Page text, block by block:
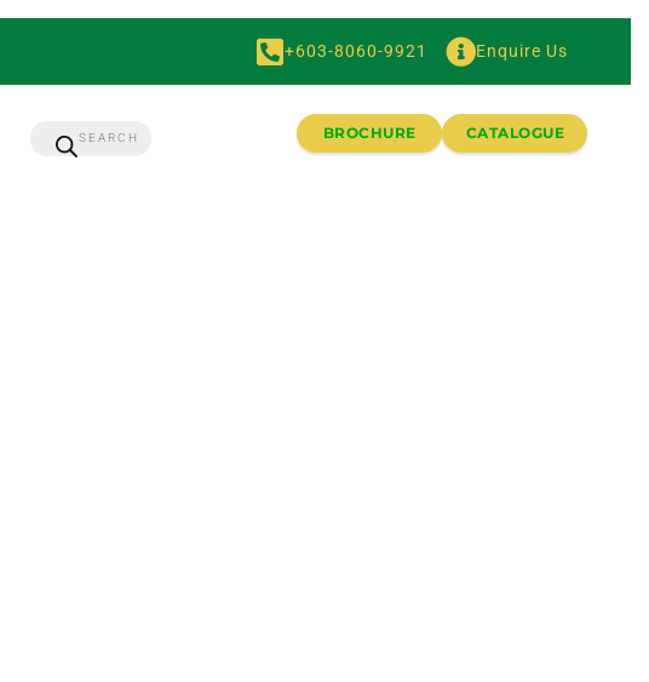
+603-8060-9921 Enquire Us
BROCHURE CATALOGUE